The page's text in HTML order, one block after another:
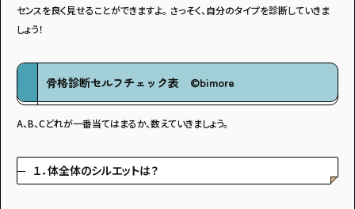
センスを良く見せることができますよ。 さっそく、自分のタイプを診断していきま
しょう！
骨格診断セルフチェック表 ©️bimore
A、B、Cどれが一番当てはまるか、数えていきましょう。
１．体全体のシルエットは？